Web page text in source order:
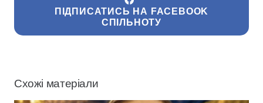
ПІДПИСАТИСЬ НА FACEBOOK
СПІЛЬНОТУ
Схожі матеріали